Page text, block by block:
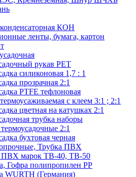
КОН
ленты, бумага, картон
рукав PET
силиконовая 1,7 : 1
прозрачная 2:1
PTFE тефлоновая
с клеем 3:1 ; 2:1
цветная на катушках 2:1
трубка наборы
2:1
бухтовая черная
Трубка ПВХ
ПВХ марок ТВ-40, ТВ-50
Гофра полипропилен PP
WURTH (Германия)